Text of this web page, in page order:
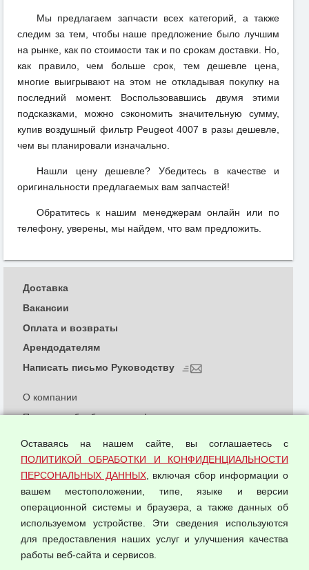
Мы предлагаем запчасти всех категорий, а также
следим за тем, чтобы наше предложение было лучшим
на рынке, как по стоимости так и по срокам доставки. Но,
как правило, чем больше срок, тем дешевле цена,
многие выигрывают на этом не откладывая покупку на
последний момент. Воспользовавшись двумя этими
подсказками, можно сэкономить значительную сумму,
купив воздушный фильтр Peugeot 4007 в разы дешевле,
чем вы планировали изначально.
Нашли цену дешевле? Убедитесь в качестве и
оригинальности предлагаемых вам запчастей!
Обратитесь к нашим менеджерам онлайн или по
телефону, уверены, мы найдем, что вам предложить.
© 2026 ООО "Феникс"
О компании
Политика обработки и конфиденциальности
Согласием на обработку персональных данных
Оферта оптовой купли-продажи
Публичная оферта
Доставка
Вакансии
Оплата и возвраты
Арендодателям
Написать письмо Руководству
Оставаясь на нашем сайте, вы соглашаетесь с
ПОЛИТИКОЙ ОБРАБОТКИ И КОНФИДЕНЦИАЛЬНОСТИ
ПЕРСОНАЛЬНЫХ ДАННЫХ, включая сбор информации о
вашем местоположении, типе, языке и версии
операционной системы и браузера, а также данных об
используемом устройстве. Эти сведения используются
для предоставления наших услуг и улучшения качества
работы веб-сайта и сервисов.